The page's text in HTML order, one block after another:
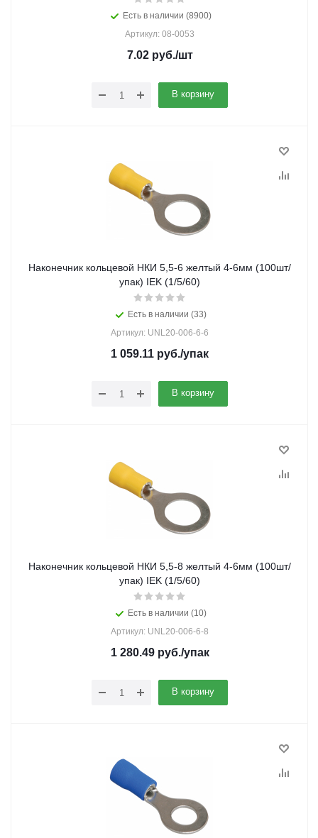
Есть в наличии (8900)
Артикул: 08-0053
7.02руб./шт
В корзину
Наконечник кольцевой НКИ 5,5-6 желтый 4-6мм (100шт/
упак) IEK (1/5/60)
Есть в наличии (33)
Артикул: UNL20-006-6-6
1 059.11 руб./упак
В корзину
Наконечник кольцевой НКИ 5,5-8 желтый 4-6мм (100шт/
упак) IEK (1/5/60)
Есть в наличии (10)
Артикул: UNL20-006-6-8
1 280.49руб./упак
В корзину